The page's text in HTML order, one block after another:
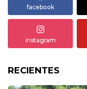
facebook
instagram
RECIENTES